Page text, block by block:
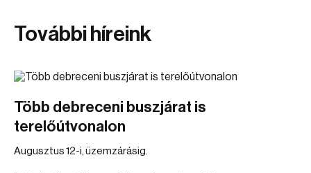
További híreink
Több debreceni buszjárat is
terelőútvonalon
Augusztus 12-i, üzemzárásig.